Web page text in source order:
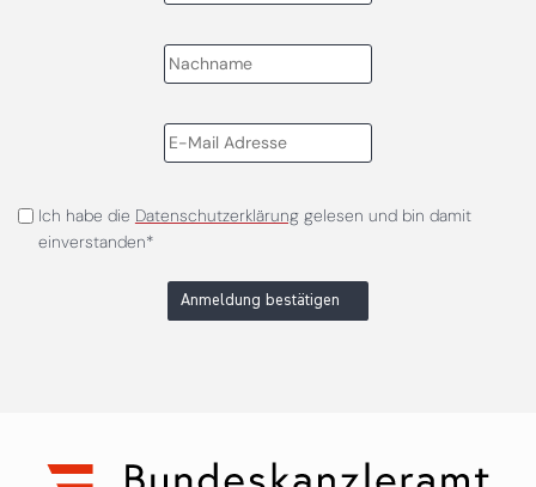
Ich habe die Datenschutzerklärunggelesen und bin damit
einverstanden*
Anmeldung bestätigen